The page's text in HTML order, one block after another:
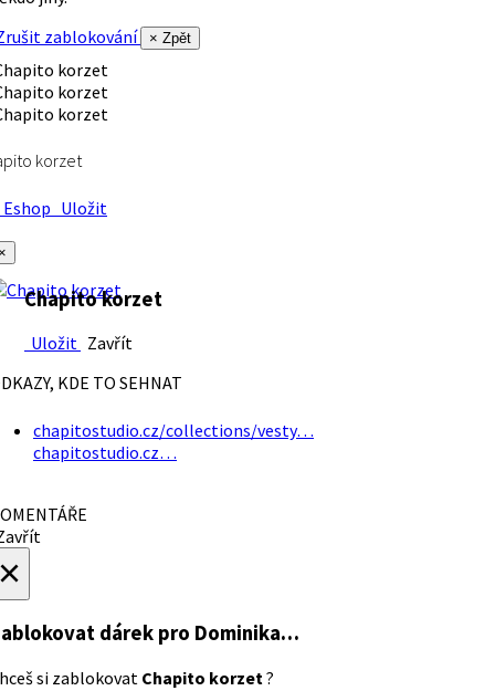
zablokování
× Zpět
korzet
Uložit
Chapito korzet
Uložit Zavřít
KDE TO SEHNAT
chapitostudio.cz/collections/vesty…
chapitostudio.cz…
dárek pro Dominika…
si zablokovat Chapito korzet?